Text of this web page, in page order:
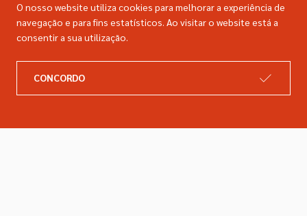
Catálogo
O nosso website utiliza cookies para melhorar a experiência de
navegação e para fins estatísticos. Ao visitar o website está a
consentir a sua utilização.
CONCORDO